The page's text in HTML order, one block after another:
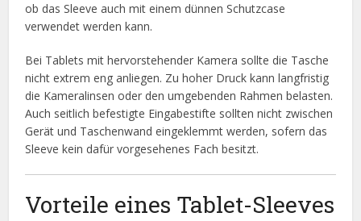
ob das Sleeve auch mit einem dünnen Schutzcase
verwendet werden kann.
Bei Tablets mit hervorstehender Kamera sollte die Tasche
nicht extrem eng anliegen. Zu hoher Druck kann langfristig
die Kameralinsen oder den umgebenden Rahmen belasten.
Auch seitlich befestigte Eingabestifte sollten nicht zwischen
Gerät und Taschenwand eingeklemmt werden, sofern das
Sleeve kein dafür vorgesehenes Fach besitzt.
Vorteile eines Tablet-Sleeves